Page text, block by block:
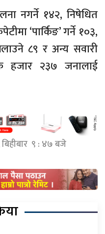
नगर्ने १४२, निषेधित
‘पार्किङ’ गर्ने १०३,
८९ र अन्य सवारी
हजार २३७ जनालाई
बिहीबार ९ : ४७ बजे